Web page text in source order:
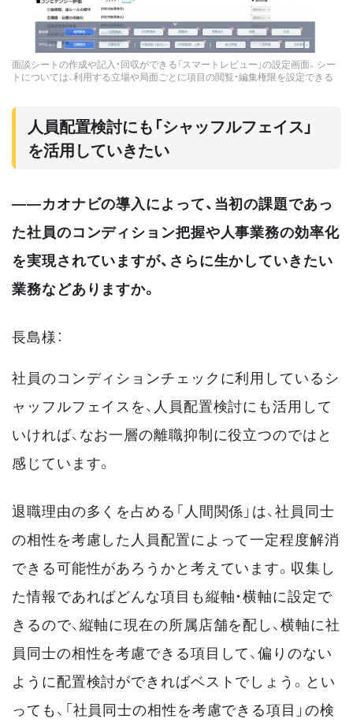
面談シートの作成や記入・回収ができる「スマートレビュー」の設定画面。シー
トについては、利用する立場や局面ごとに項目の閲覧・編集権限を設定できる
人員配置検討にも「シャッフルフェイス」
を活用していきたい
――カオナビの導入によって、当初の課題であっ
た社員のコンディション把握や人事業務の効率化
を実現されていますが、さらに生かしていきたい
業務などありますか。
長島様：
社員のコンディションチェックに利用しているシ
ャッフルフェイスを、人員配置検討にも活用して
いければ、なお一層の離職抑制に役立つのではと
感じています。
退職理由の多くを占める「人間関係」は、社員同士
の相性を考慮した人員配置によって一定程度解消
できる可能性があろうかと考えています。収集し
た情報であればどんな項目も縦軸・横軸に設定で
きるので、縦軸に現在の所属店舗を配し、横軸に社
員同士の相性を考慮できる項目して、偏りのない
ように配置検討ができればベストでしょう。とい
っても、「社員同士の相性を考慮できる項目」の検